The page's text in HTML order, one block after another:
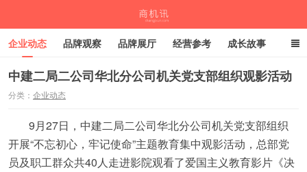
企业动态 品牌观察 品牌展厅 经营参考 成长故事
深度观察 伙伴计划
中建二局二公司华北分公司机关党支部组织观影活动
分类： 企业动态
9月27日，中建二局二公司华北分公司机关党支部组织
开展“不忘初心，牢记使命”主题教育集中观影活动，总部党
员及职工群众共40人走进影院观看了爱国主义教育影片《决